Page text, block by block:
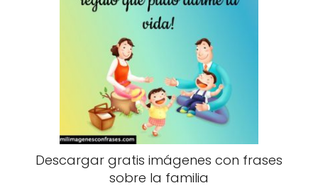
Descargar gratis imágenes con frases
sobre la familia